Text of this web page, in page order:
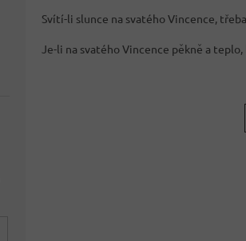
Svítí-li slunce na svatého Vincence,
Je-li na svatého Vincence pěkně a